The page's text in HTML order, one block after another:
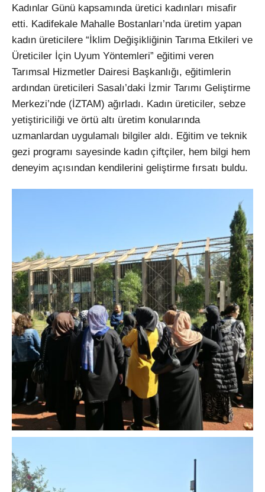
Kadınlar Günü kapsamında üretici kadınları misafir
etti. Kadifekale Mahalle Bostanları’nda üretim yapan
kadın üreticilere “İklim Değişikliğinin Tarıma Etkileri ve
Üreticiler İçin Uyum Yöntemleri” eğitimi veren
Tarımsal Hizmetler Dairesi Başkanlığı, eğitimlerin
ardından üreticileri Sasalı’daki İzmir Tarımı Geliştirme
Merkezi’nde (İZTAM) ağırladı. Kadın üreticiler, sebze
yetiştiriciliği ve örtü altı üretim konularında
uzmanlardan uygulamalı bilgiler aldı. Eğitim ve teknik
gezi programı sayesinde kadın çiftçiler, hem bilgi hem
deneyim açısından kendilerini geliştirme fırsatı buldu.